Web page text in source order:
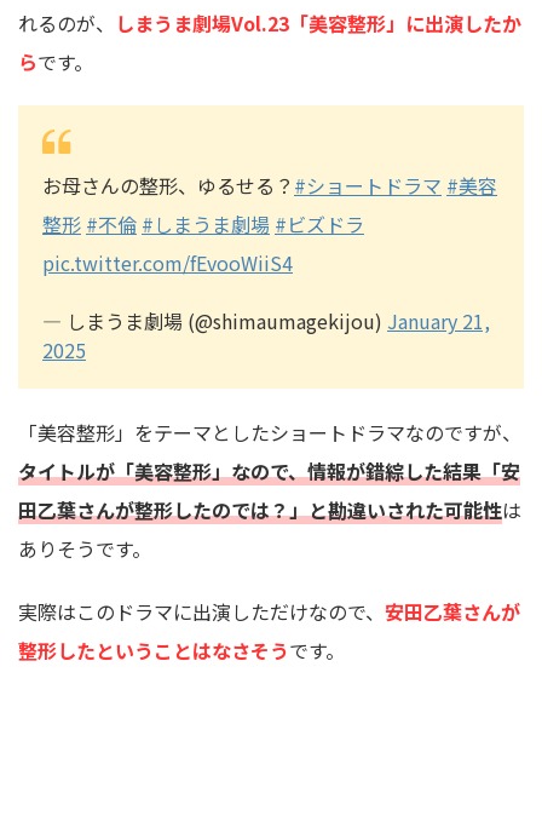
れるのが、 しまうま劇場Vol.23「美容整形」に出演したか
らです。
お母さんの整形、ゆるせる？ #ショートドラマ #美容
整形 #不倫 #しまうま劇場 #ビズドラ
pic.twitter.com/fEvooWiiS4
— しまうま劇場 (@shimaumagekijou) January 21,
2025
「美容整形」をテーマとしたショートドラマなのですが、
タイトルが「美容整形」なので、情報が錯綜した結果「安
田乙葉さんが整形したのでは？」と勘違いされた可能性は
ありそうです。
実際はこのドラマに出演しただけなので、 安田乙葉さんが
整形したということはなさそうです。